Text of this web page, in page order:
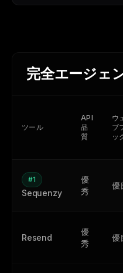
完全エージェ
ツール
API
品
質
ウ
ブ
ッ
#1
Sequenzy
優
秀
優
Resend
優
秀
優